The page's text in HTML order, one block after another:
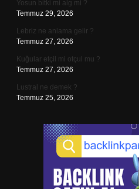
Yosun bitki mi alg mi ?
Temmuz 29, 2026
Lebriz ne anlama gelir ?
Temmuz 27, 2026
Kuğular etçil mi otçul mu ?
Temmuz 27, 2026
Lustral ne demek ?
Temmuz 25, 2026